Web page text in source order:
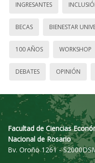
INGRESANTES
BECAS BIENESTAR
100 AÑOS WORKSHOP
DEBATES OPINIÓN
Facultad de Ciencias
Nacional de Rosario
Bv. Oroño 1261 -